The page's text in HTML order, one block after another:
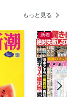
もっと見る
新着